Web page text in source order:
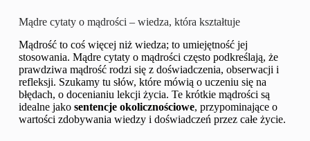
Mądre cytaty o mądrości – wiedza, która kształtuje
Mądrość to coś więcej niż wiedza; to umiejętność jej
stosowania. Mądre cytaty o mądrości często podkreślają, że
prawdziwa mądrość rodzi się z doświadczenia, obserwacji i
refleksji. Szukamy tu słów, które mówią o uczeniu się na
błędach, o docenianiu lekcji życia. Te krótkie mądrości są
idealne jako sentencje okolicznościowe, przypominające o
wartości zdobywania wiedzy i doświadczeń przez całe życie.